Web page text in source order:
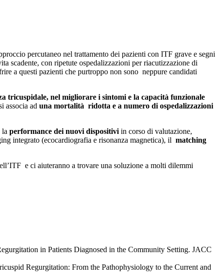
percutaneo nel trattamento dei pazienti con ITF grave e segni
scadente, con ripetute ospedalizzazioni per riacutizzazione di
a questi pazienti che purtroppo non sono neppure candidati
tricuspidale, nel migliorare i sintomi e la capacità funzionale
associa ad una mortalità ridotta e a numero di ospedalizzazioni
la performance dei nuovi dispositivi in corso di valutazione,
integrato (ecocardiografia e risonanza magnetica), il matching
e ci aiuteranno a trovare una soluzione a molti dilemmi
in Patients Diagnosed in the Community Setting. JACC
Regurgitation: From the Pathophysiology to the Current and